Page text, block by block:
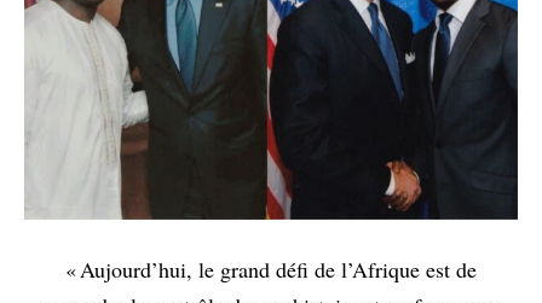
« Aujourd’hui, le grand défi de l’Afrique est de